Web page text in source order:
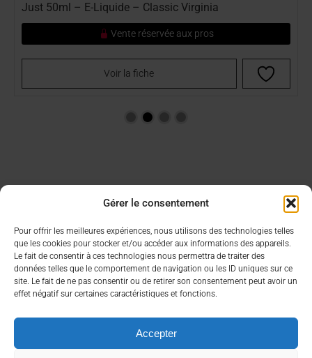
Gérer le consentement
Pour offrir les meilleures expériences, nous utilisons des technologies telles
que les cookies pour stocker et/ou accéder aux informations des appareils.
Le fait de consentir à ces technologies nous permettra de traiter des
données telles que le comportement de navigation ou les ID uniques sur ce
site. Le fait de ne pas consentir ou de retirer son consentement peut avoir un
effet négatif sur certaines caractéristiques et fonctions.
Accepter
Just 50ml – E-Liquide – Classic Virginia
Vente réservée aux pros
Voir la fiche
Aide & Infos
Condition générales de vente
FAQ
Lien utiles
Choisir son CBD
Contacter un commercial
Mon compte
RGPD/Cookies
contact@bea-francetabac.fr
38, Rue AMPERE 56980 SAINT-AVE